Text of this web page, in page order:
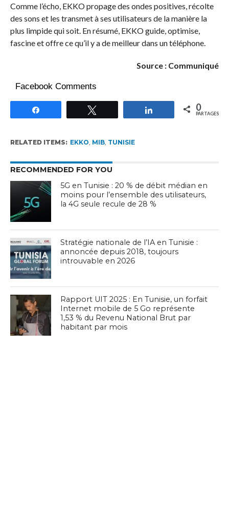
Comme l’écho, EKKO propage des ondes positives, récolte
des sons et les transmet à ses utilisateurs de la manière la
plus limpide qui soit. En résumé, EKKO guide, optimise,
fascine et offre ce qu’il y a de meilleur dans un téléphone.
Source : Communiqué
Facebook Comments
Partagez 0
PARTAGES
RELATED ITEMS: EKKO, MIB, TUNISIE
RECOMMENDED FOR YOU
5G en Tunisie : 20 % de débit médian en
moins pour l’ensemble des utilisateurs,
la 4G seule recule de 28 %
Stratégie nationale de l’IA en Tunisie :
annoncée depuis 2018, toujours
introuvable en 2026
Rapport UIT 2025 : En Tunisie, un forfait
Internet mobile de 5 Go représente
1,53 % du Revenu National Brut par
habitant par mois